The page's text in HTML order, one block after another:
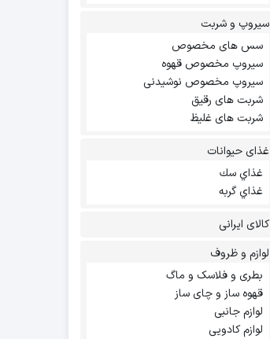
سیروپ و شربت
سس های مخصوص
سیروپ مخصوص قهوه
سیروپ مخصوص نوشیدنی
شربت های رقیق
شربت های غلیظ
غذای حیوانات
غذاي سك
غذاي گربه
کالای ایرانی
لوازم و ظروف
بطری و فلاسک و ماگ
قهوه ساز و چای ساز
لوازم جانبی
لوازم کادویی